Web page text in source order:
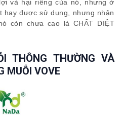
và hại riêng của nó, nhưng ở
hay được sử dụng, nhưng nhận
còn chưa cao là CHẤT DIỆT
THÔNG THƯỜNG VÀ
MUỖI VOVE